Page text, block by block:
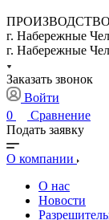
г. Набережные
г. Набережные
Заказать звонок
Войти
0
Сравнение
Подать заявку
О компании
О нас
Новости